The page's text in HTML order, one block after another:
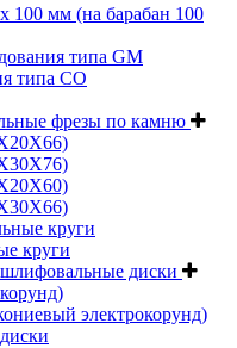
100 мм (на барабан 100
типа GM
типа СО
фрезы по камню
круги
круги
диски
электрокорунд)